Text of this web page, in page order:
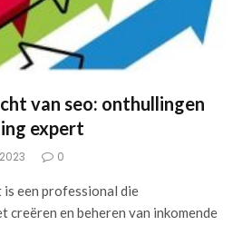
van seo: onthullingen
expert
0
een professional die
creëren en beheren van inkomende